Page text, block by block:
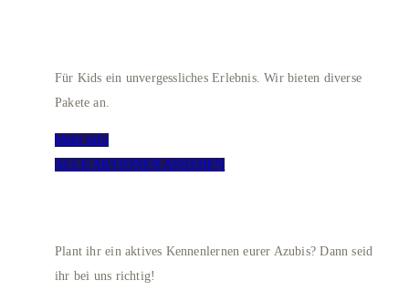
Für Kids ein unvergessliches Erlebnis. Wir bieten diverse
Pakete an.
Mehr info
ALLE AKTIONEN ANSEHEN
Plant ihr ein aktives Kennenlernen eurer Azubis? Dann seid
ihr bei uns richtig!